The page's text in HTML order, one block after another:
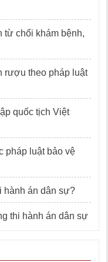
chối khám bệnh,
rượu theo pháp luật
quốc tịch Việt
pháp luật bảo vệ
hành án dân sự?
thi hành án dân sự